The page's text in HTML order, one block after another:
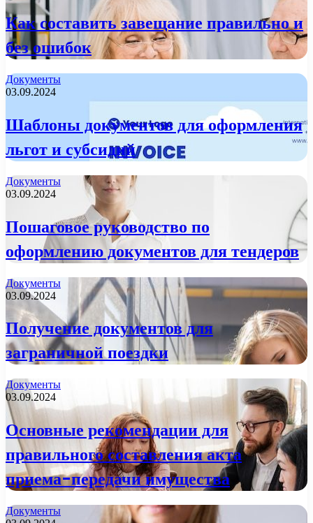
Как составить завещание правильно и
без ошибок
Документы
03.09.2024
Шаблоны документов для оформления
льгот и субсидий
Документы
03.09.2024
Пошаговое руководство по
оформлению документов для тендеров
Документы
03.09.2024
Получение документов для
заграничной поездки
Документы
03.09.2024
Основные рекомендации для
правильного составления акта
приема-передачи имущества
Документы